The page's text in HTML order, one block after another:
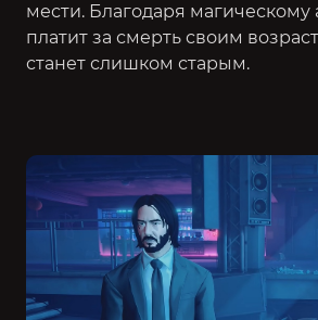
мести. Благодаря магическому
платит за смерть своим
станет слишком старым.